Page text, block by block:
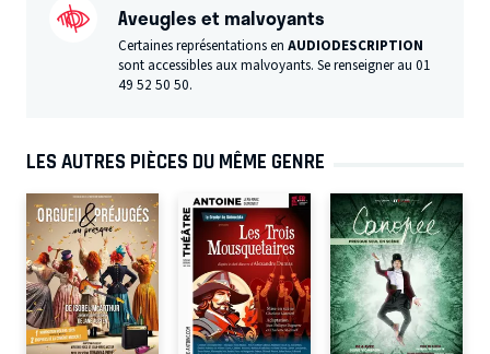
Aveugles et malvoyants
Certaines représentations enAUDIODESCRIPTION
sont accessibles aux malvoyants. Se renseigner au 01
49 52 50 50.
LES AUTRES PIÈCES DU MÊME GENRE